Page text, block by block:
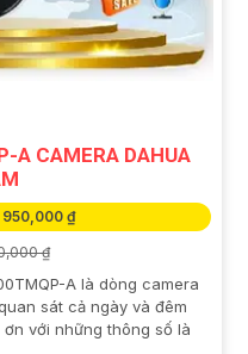
A CAMERA DAHUA
950,000 ₫
₫
A là dòng camera
sát cả ngày và đêm
với những thông số là